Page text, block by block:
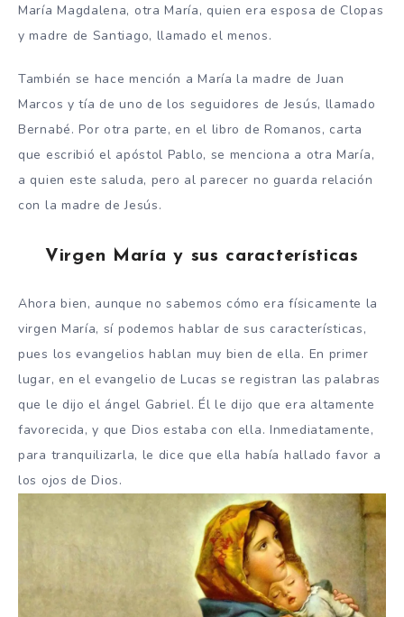
María Magdalena, otra María, quien era esposa de Clopas
y madre de Santiago, llamado el menos.
También se hace mención a María la madre de Juan
Marcos y tía de uno de los seguidores de Jesús, llamado
Bernabé. Por otra parte, en el libro de Romanos, carta
que escribió el apóstol Pablo, se menciona a otra María,
a quien este saluda, pero al parecer no guarda relación
con la madre de Jesús.
Virgen María y sus características
Ahora bien, aunque no sabemos cómo era físicamente la
virgen María, sí podemos hablar de sus características,
pues los evangelios hablan muy bien de ella. En primer
lugar, en el evangelio de Lucas se registran las palabras
que le dijo el ángel Gabriel. Él le dijo que era altamente
favorecida, y que Dios estaba con ella. Inmediatamente,
para tranquilizarla, le dice que ella había hallado favor a
los ojos de Dios.